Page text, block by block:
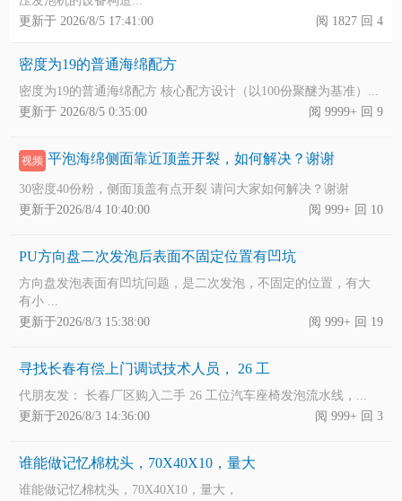
更新于 2026/8/5 17:41:00
阅 1827 回 4
密度为19的普通海绵配方
密度为19的普通海绵配方 核心配方设计（以100份聚醚为基准）...
更新于 2026/8/5 0:35:00
阅 9999+ 回 9
视频 平泡海绵侧面靠近顶盖开裂，如何解决？谢谢
30密度40份粉，侧面顶盖有点开裂 请问大家如何解决？谢谢
更新于2026/8/4 10:40:00
阅 999+ 回 10
PU方向盘二次发泡后表面不固定位置有凹坑
方向盘发泡表面有凹坑问题，是二次发泡，不固定的位置，有大
有小 ...
更新于2026/8/3 15:38:00
阅 999+ 回 19
寻找长春有偿上门调试技术人员， 26 工
代朋友发： 长春厂区购入二手 26 工位汽车座椅发泡流水线，...
更新于2026/8/3 14:36:00
阅 999+ 回 3
谁能做记忆棉枕头，70X40X10，量大
谁能做记忆棉枕头，70X40X10，量大，